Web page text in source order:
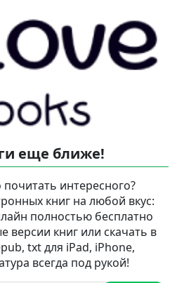
еще ближе!
интересного?
книг на любой вкус:
полностью бесплатно
версии книг или скачать в
txt для iPad, iPhone,
всегда под рукой!